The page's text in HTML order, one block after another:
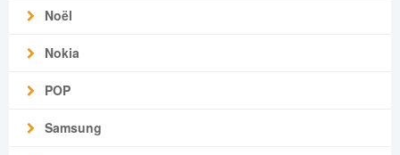
Noël
Nokia
POP
Samsung